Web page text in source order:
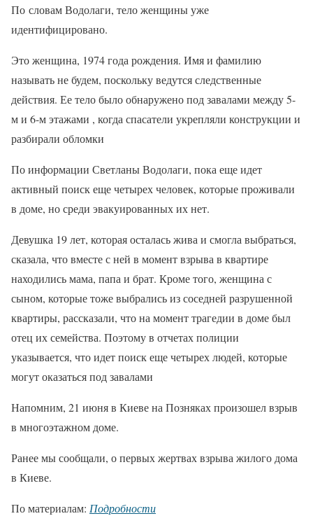
По словам Водолаги, тело женщины уже
идентифицировано.
Это женщина, 1974 года рождения. Имя и фамилию
называть не будем, поскольку ведутся следственные
действия. Ее тело было обнаружено под завалами между 5-
м и 6-м этажами , когда спасатели укрепляли конструкции и
разбирали обломки
По информации Светланы Водолаги, пока еще идет
активный поиск еще четырех человек, которые проживали
в доме, но среди эвакуированных их нет.
Девушка 19 лет, которая осталась жива и смогла выбраться,
сказала, что вместе с ней в момент взрыва в квартире
находились мама, папа и брат. Кроме того, женщина с
сыном, которые тоже выбрались из соседней разрушенной
квартиры, рассказали, что на момент трагедии в доме был
отец их семейства. Поэтому в отчетах полиции
указывается, что идет поиск еще четырех людей, которые
могут оказаться под завалами
Напомним, 21 июня в Киеве на Позняках произошел взрыв
в многоэтажном доме.
Ранее мы сообщали, о первых жертвах взрыва жилого дома
в Киеве.
По материалам: Подробности